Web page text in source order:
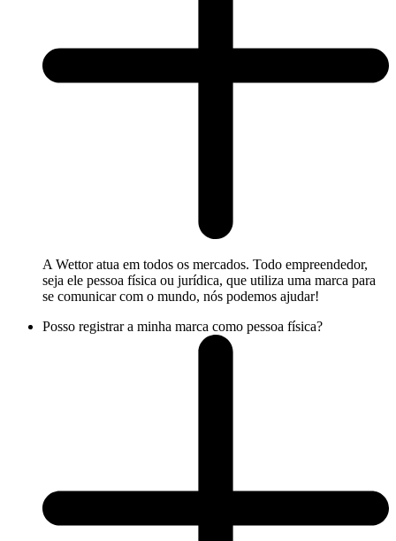
A Wettor atua em todos os mercados. Todo empreendedor,
seja ele pessoa física ou jurídica, que utiliza uma marca para
se comunicar com o mundo, nós podemos ajudar!
Posso registrar a minha marca como pessoa física?